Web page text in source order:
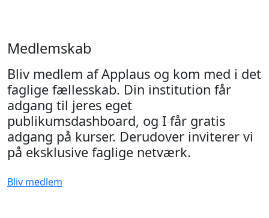
Medlemskab
Bliv medlem af Applaus og kom med i det
faglige fællesskab. Din institution får
adgang til jeres eget
publikumsdashboard, og I får gratis
adgang på kurser. Derudover inviterer vi
på eksklusive faglige netværk.
Bliv medlem